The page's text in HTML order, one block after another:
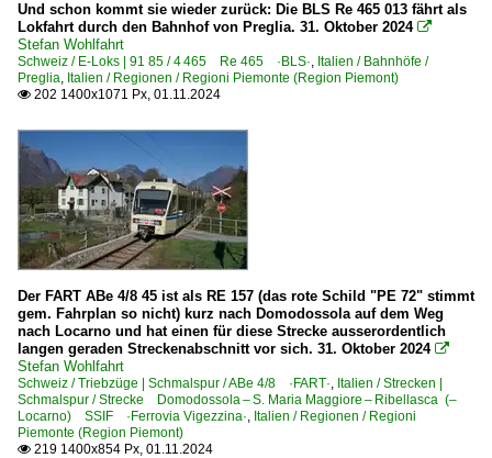
Und schon kommt sie wieder zurück: Die BLS Re 465 013 fährt als
Lokfahrt durch den Bahnhof von Preglia. 31. Oktober 2024 
Stefan Wohlfahrt
Schweiz / E-Loks | 91 85 / 4 465 Re 465 ·BLS·, Italien / Bahnhöfe /
Preglia, Italien / Regionen / Regioni Piemonte (Region Piemont)
 202 1400x1071 Px, 01.11.2024
Der FART ABe 4/8 45 ist als RE 157 (das rote Schild "PE 72" stimmt
gem. Fahrplan so nicht) kurz nach Domodossola auf dem Weg
nach Locarno und hat einen für diese Strecke ausserordentlich
langen geraden Streckenabschnitt vor sich. 31. Oktober 2024 
Stefan Wohlfahrt
Schweiz / Triebzüge | Schmalspur / ABe 4/8 ·FART·, Italien / Strecken |
Schmalspur / Strecke Domodossola – S. Maria Maggiore – Ribellasca (–
Locarno) SSIF ·Ferrovia Vigezzina·, Italien / Regionen / Regioni
Piemonte (Region Piemont)
 219 1400x854 Px, 01.11.2024